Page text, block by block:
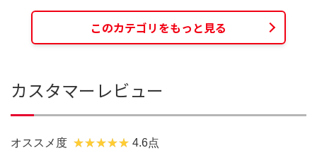
このカテゴリをもっと見る
カスタマーレビュー
オススメ度 4.6点